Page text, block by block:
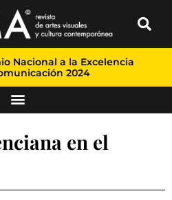
Nacional a la Excelencia
2024
en el